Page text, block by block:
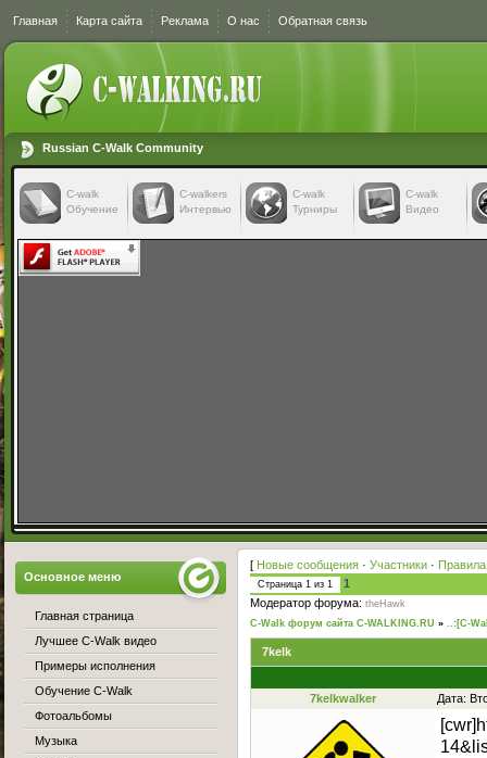
Главная Карта сайта Реклама О нас Обратная связь
Russian C-Walk Community
C-walk
Обучение
C-walkers
Интервью
С-walk
Турниры
С-walk
Видео
[ Новые сообщения · Участники ·
Страница 1 из 1
1
Модератор форума: theHawk
C-Walk форум сайта C-WALKING.RU » ..:[C-
7kelk
7kelkwalker Дата:
Основное меню
Главная страница
Лучшее C-Walk видео
Примеры исполнения
Обучение C-Walk
Фотоальбомы
Музыка